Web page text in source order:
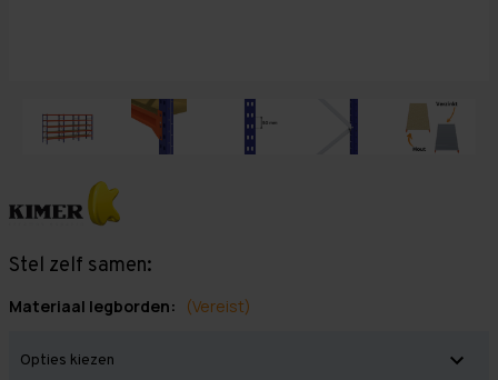
Stel zelf samen:
Materiaal legborden: (Vereist)